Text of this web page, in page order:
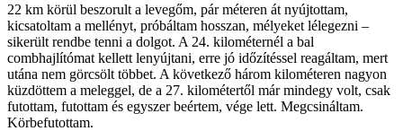
22 km körül beszorult a levegőm, pár méteren át nyújtottam,
kicsatoltam a mellényt, próbáltam hosszan, mélyeket lélegezni –
sikerült rendbe tenni a dolgot. A 24. kilométernél a bal
combhajlítómat kellett lenyújtani, erre jó időzítéssel reagáltam, mert
utána nem görcsölt többet. A következő három kilométeren nagyon
küzdöttem a meleggel, de a 27. kilométertől már mindegy volt, csak
futottam, futottam és egyszer beértem, vége lett. Megcsináltam.
Körbefutottam.